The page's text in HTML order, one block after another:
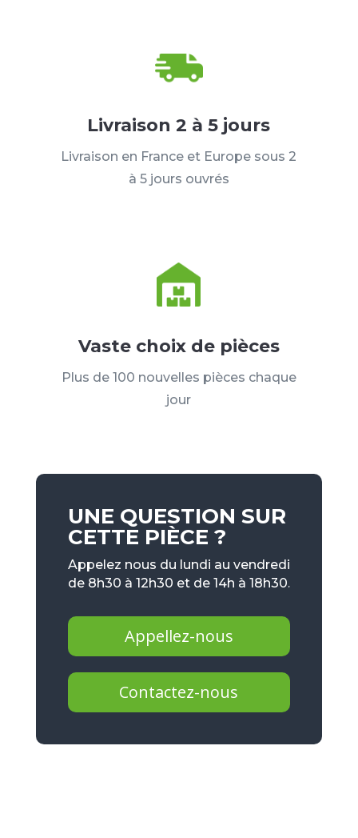
Livraison 2 à 5 jours
Livraison en France et Europe sous 2
à 5 jours ouvrés
Vaste choix de pièces
Plus de 100 nouvelles pièces chaque
jour
UNE QUESTION SUR
CETTE PIÈCE ?
Appelez nous du lundi au vendredi
de 8h30 à 12h30 et de 14h à 18h30.
Appellez-nous
Contactez-nous